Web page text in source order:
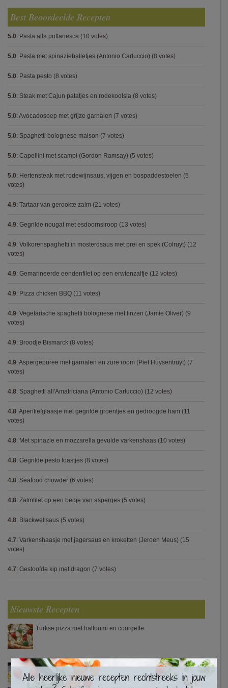
Best Beoordeelde Recepten
5.0: Pasta alla puttanesca (10 votes)
5.0: Pasta met spinazieballetjes (Antonio Carluccio) (8 votes)
5.0: Pasta pesto (8 votes)
5.0: Steak met Cajun patatjes en rodekoolsla (8 votes)
5.0: Avocadosoep met grijze garnalen (7 votes)
5.0: Spaghetti bolognese maison (7 votes)
5.0: Capellini met scampi (Gordon Ramsay) (5 votes)
5.0: Hertensteak met rodewijnsaus, vijgen en bospaddestoelen (5
votes)
4.9: Tartaar van gerookte zalm (21 votes)
4.9: Gegrilde nougat met esdoornsiroop (13 votes)
4.9: Volkorenspaghetti in mosterdsaus met prei en spek (Colruyt) (12
votes)
4.9: Gemarineerde eendenfilet op een erwtenzalfje (12 votes)
4.9: Pizza chicken BBQ (11 votes)
4.9: Vegetarische spaghetti bolognese met linzen (Jamie Oliver) (9
votes)
4.9: Broodje Bismarck (8 votes)
4.9: Aspergepuree met garnalen en zure room (Piet Huysentruyt) (7
votes)
4.8: Spaghetti all'Amatriciana (Antonio Carluccio) (12 votes)
4.8: Aperitiefglaasje met gegrilde groentjes en gedroogde ham (11
votes)
4.8: Met spinazie en mozzarella gevulde varkenshaas (10 votes)
4.8: Gegrilde pesto toastjes (8 votes)
4.8: Seafood chowder (6 votes)
4.8: Zalmfilet op een bedje van asperges (5 votes)
4.8: Blackwellsaus (5 votes)
4.7: Varkenshaasje met jagersaus en kroketten (Jeroen Meus) (15
votes)
4.7: Gestoofde kip met dragon (7 votes)
Nieuwste Recepten
Turkse pizza met halloumi en courgette
Waterzooi van pladijs met venkel (Colruyt) ×